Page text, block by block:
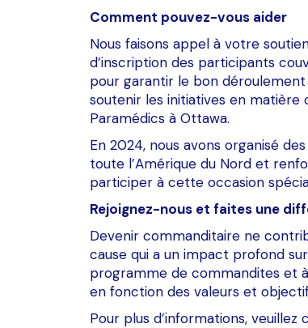
Comment pouvez-vous aider
Nous faisons appel à votre
d’inscription des participants
pour garantir le bon
soutenir les initiatives en matière
Paramédics à Ottawa.
En 2024, nous avons organisé
toute l’Amérique du Nord et
participer à cette occasion
Rejoignez-nous et faites une
Devenir commanditaire ne
cause qui a un impact profond
programme de commandites et
en fonction des valeurs et
Pour plus d’informations, veuillez